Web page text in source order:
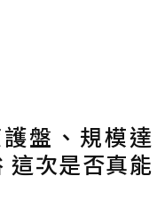
盤、規模達
這次是否真能